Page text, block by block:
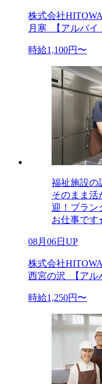
株式会社
月寒_【アルバイ
時給1,100円〜
福祉施設の
そのまま活
迎！ブラン
お仕事で
08月06日UP
株式会社
西宮の沢_【アル
時給1,250円〜